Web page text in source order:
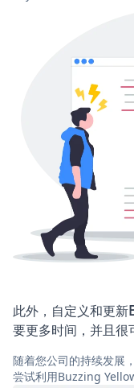
此外，自定义和更
要更多时间，并且很
随着您公司的持续发展
尝试利用Buzzing